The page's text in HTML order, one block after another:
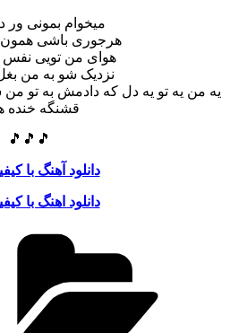
میخوام بمونی ور
هرجوری باشی
هوای من تویی
نزدیک شو به من
یه من یه تو یه دل که دادمش به تو
قشنگه خنده
🎵🎵🎵
دانلود آهنگ با
دانلود اهنگ با